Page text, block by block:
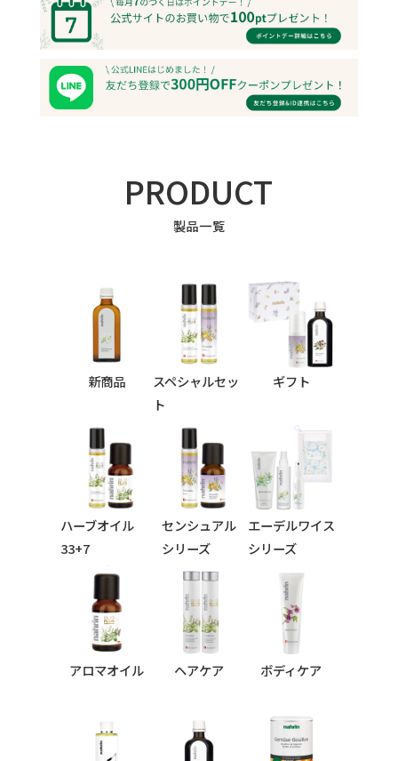
PRODUCT
製品一覧
新商品
スペシャルセッ
ト
ギフト
ハーブオイル
33+7
シリーズ
センシュアル
シリーズ
エーデルワイス
シリーズ
アロマオイル ヘアケア ボディケア